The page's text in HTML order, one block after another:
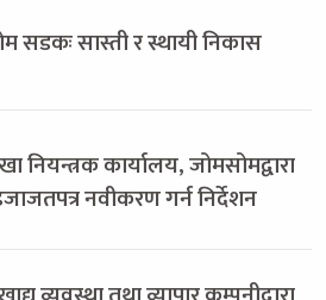
सडकः सास्ती र स्थायी निकास
नियन्त्रक कार्यालय, जोमसोमद्वारा
नवीकरण गर्न निर्देशन